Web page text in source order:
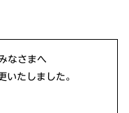
なさまへ
いたしました。